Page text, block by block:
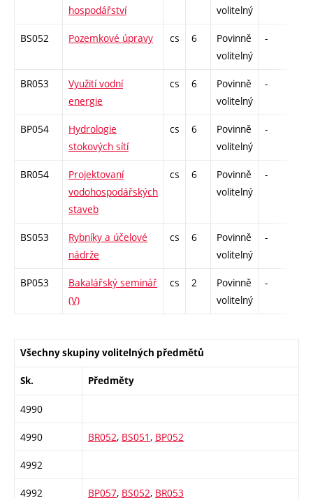
hospodářství
volitelný
BS052 Pozemkové úpravy cs 6
Povinně
volitelný
-
BR053
Využití vodní
energie
cs 6
Povinně
volitelný
-
BP054
Hydrologie
stokových sítí
cs 6
Povinně
volitelný
-
BR054
Projektovaní
vodohospodářských
staveb
cs 6
Povinně
volitelný
-
BS053
Rybníky a účelové
nádrže
cs 6
Povinně
volitelný
-
BP053
Bakalářský seminář
(V)
cs 2
Povinně
volitelný
-
Všechny skupiny volitelných předmětů
Sk. Předměty
4990
4990 BR052, BS051 , BP052
4992
4992 BP057, BS052, BR053